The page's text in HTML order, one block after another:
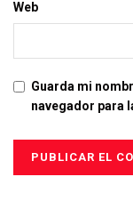
Web
Guarda mi
navegador para